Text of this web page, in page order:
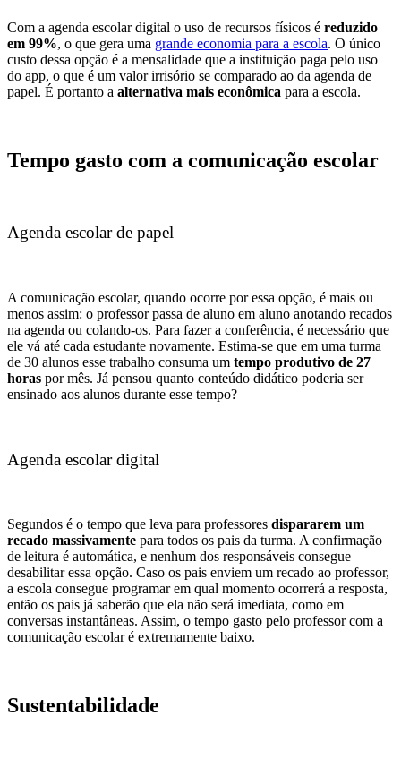
Com a agenda escolar digital o uso de recursos físicos é reduzido
em 99%, o que gera uma grande economia para a escola. O único
custo dessa opção é a mensalidade que a instituição paga pelo uso
do app, o que é um valor irrisório se comparado ao da agenda de
papel. É portanto a alternativa mais econômica para a escola.
Tempo gasto com a comunicação escolar
Agenda escolar de papel
A comunicação escolar, quando ocorre por essa opção, é mais ou
menos assim: o professor passa de aluno em aluno anotando recados
na agenda ou colando-os. Para fazer a conferência, é necessário que
ele vá até cada estudante novamente. Estima-se que em uma turma
de 30 alunos esse trabalho consuma um tempo produtivo de 27
horas por mês. Já pensou quanto conteúdo didático poderia ser
ensinado aos alunos durante esse tempo?
Agenda escolar digital
Segundos é o tempo que leva para professores dispararem um
recado massivamente para todos os pais da turma. A confirmação
de leitura é automática, e nenhum dos responsáveis consegue
desabilitar essa opção. Caso os pais enviem um recado ao professor,
a escola consegue programar em qual momento ocorrerá a resposta,
então os pais já saberão que ela não será imediata, como em
conversas instantâneas. Assim, o tempo gasto pelo professor com a
comunicação escolar é extremamente baixo.
Sustentabilidade